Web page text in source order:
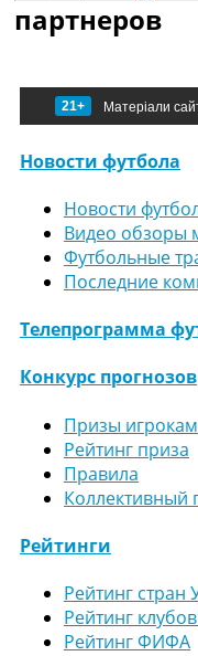
партнеров
21+ Матеріали
Новости футбола
Новости
Видео обзоры
Футбольные
Последние
Телепрограмма
Конкурс прогнозов
Призы игрокам
Рейтинг приза
Правила
Коллективный
Рейтинги
Рейтинг стран
Рейтинг
Рейтинг ФИФА